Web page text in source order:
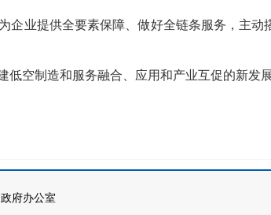
企业提供全要素保障、做好全链条服务，主
空制造和服务融合、应用和产业互促的新发展
府办公室